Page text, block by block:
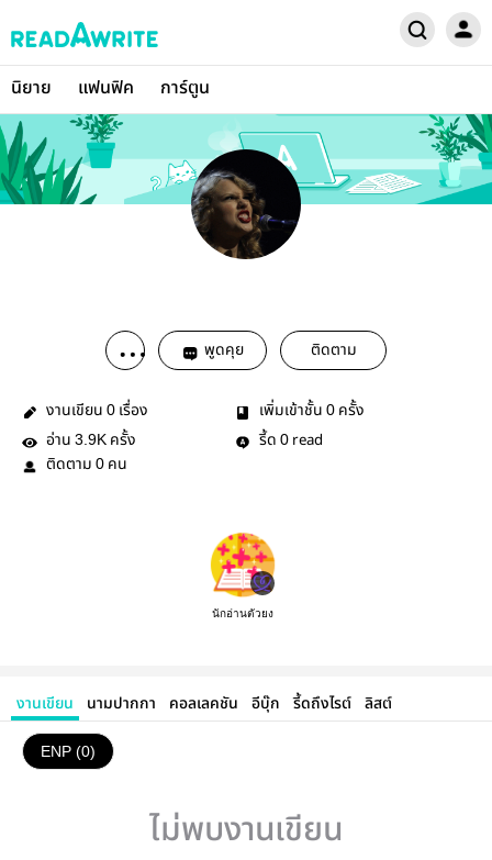
นิยาย แฟนฟิค การ์ตูน
พูดคุย ติดตาม
งานเขียน 0 เรื่อง เพิ่มเข้าชั้น 0 ครั้ง
อ่าน 3.9K ครั้ง รี้ด 0 read
ติดตาม 0 คน
นักอ่านตัวยง
งานเขียน นามปากกา คอลเลคชัน อีบุ๊ก รี้ดถึงไรต์ ลิสต์
ENP (0)
ไม่พบงานเขียน